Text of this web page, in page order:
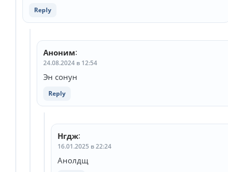
Reply
Аноним:
24.08.2024 в 12:54
Эн сонун
Reply
Нгдж:
16.01.2025 в 22:24
Анолдщ